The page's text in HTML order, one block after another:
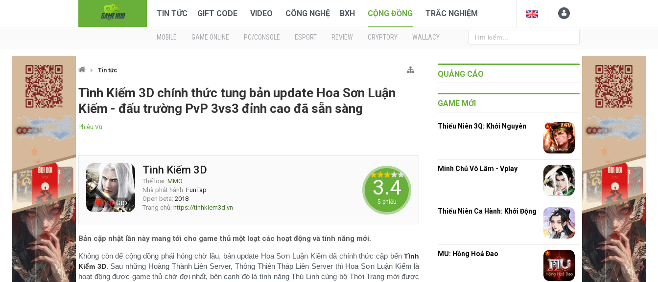
TIN TỨC GIFT CODE VIDEO CÔNG NGHỆ BXH CỘNG ĐỒNG TRẮC NGHIỆM
MOBILE GAME ONLINE PC/CONSOLE ESPORT REVIEW CRYPTORY WALLACY
Tin tức
Tình Kiếm 3D chính thức tung bản update Hoa Sơn Luận
Kiếm - đấu trường PvP 3vs3 đỉnh cao đã sẵn sàng
Phiêu Vũ
Tình Kiếm 3D
Thể loại: MMO
Nhà phát hành: FunTap
Open beta: 2018
Trang chủ: https://tinhkiem3d.vn
3.4
5 phiếu
Bản cập nhật lần này mang tới cho game thủ một loạt các hoạt động và tính năng mới.
Không còn để cộng đồng phải hóng chờ lâu, bản update Hoa Sơn Luận Kiếm đã chính thức cập bếnTình
Kiếm 3D. Sau những Hoàng Thành Liên Server, Thông Thiên Tháp Liên Server thì Hoa Sơn Luận Kiếm là
hoạt động được game thủ chờ đợi nhất, bên cạnh đó là tính năng Thú Linh cùng bộ Thời Trang mới được
QUẢNG CÁO
GAME MỚI
Thiếu Niên 3Q: Khởi Nguyên
Minh Chủ Võ Lâm - Vplay
Thiếu Niên Ca Hành: Khởi Động
MU: Hồng Hoả Đao